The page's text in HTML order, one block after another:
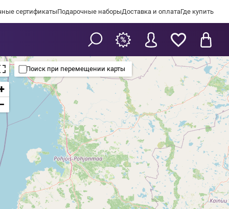
сертификатыПодарочные наборыДоставка и оплатаГде купить
Поиск при перемещении карты